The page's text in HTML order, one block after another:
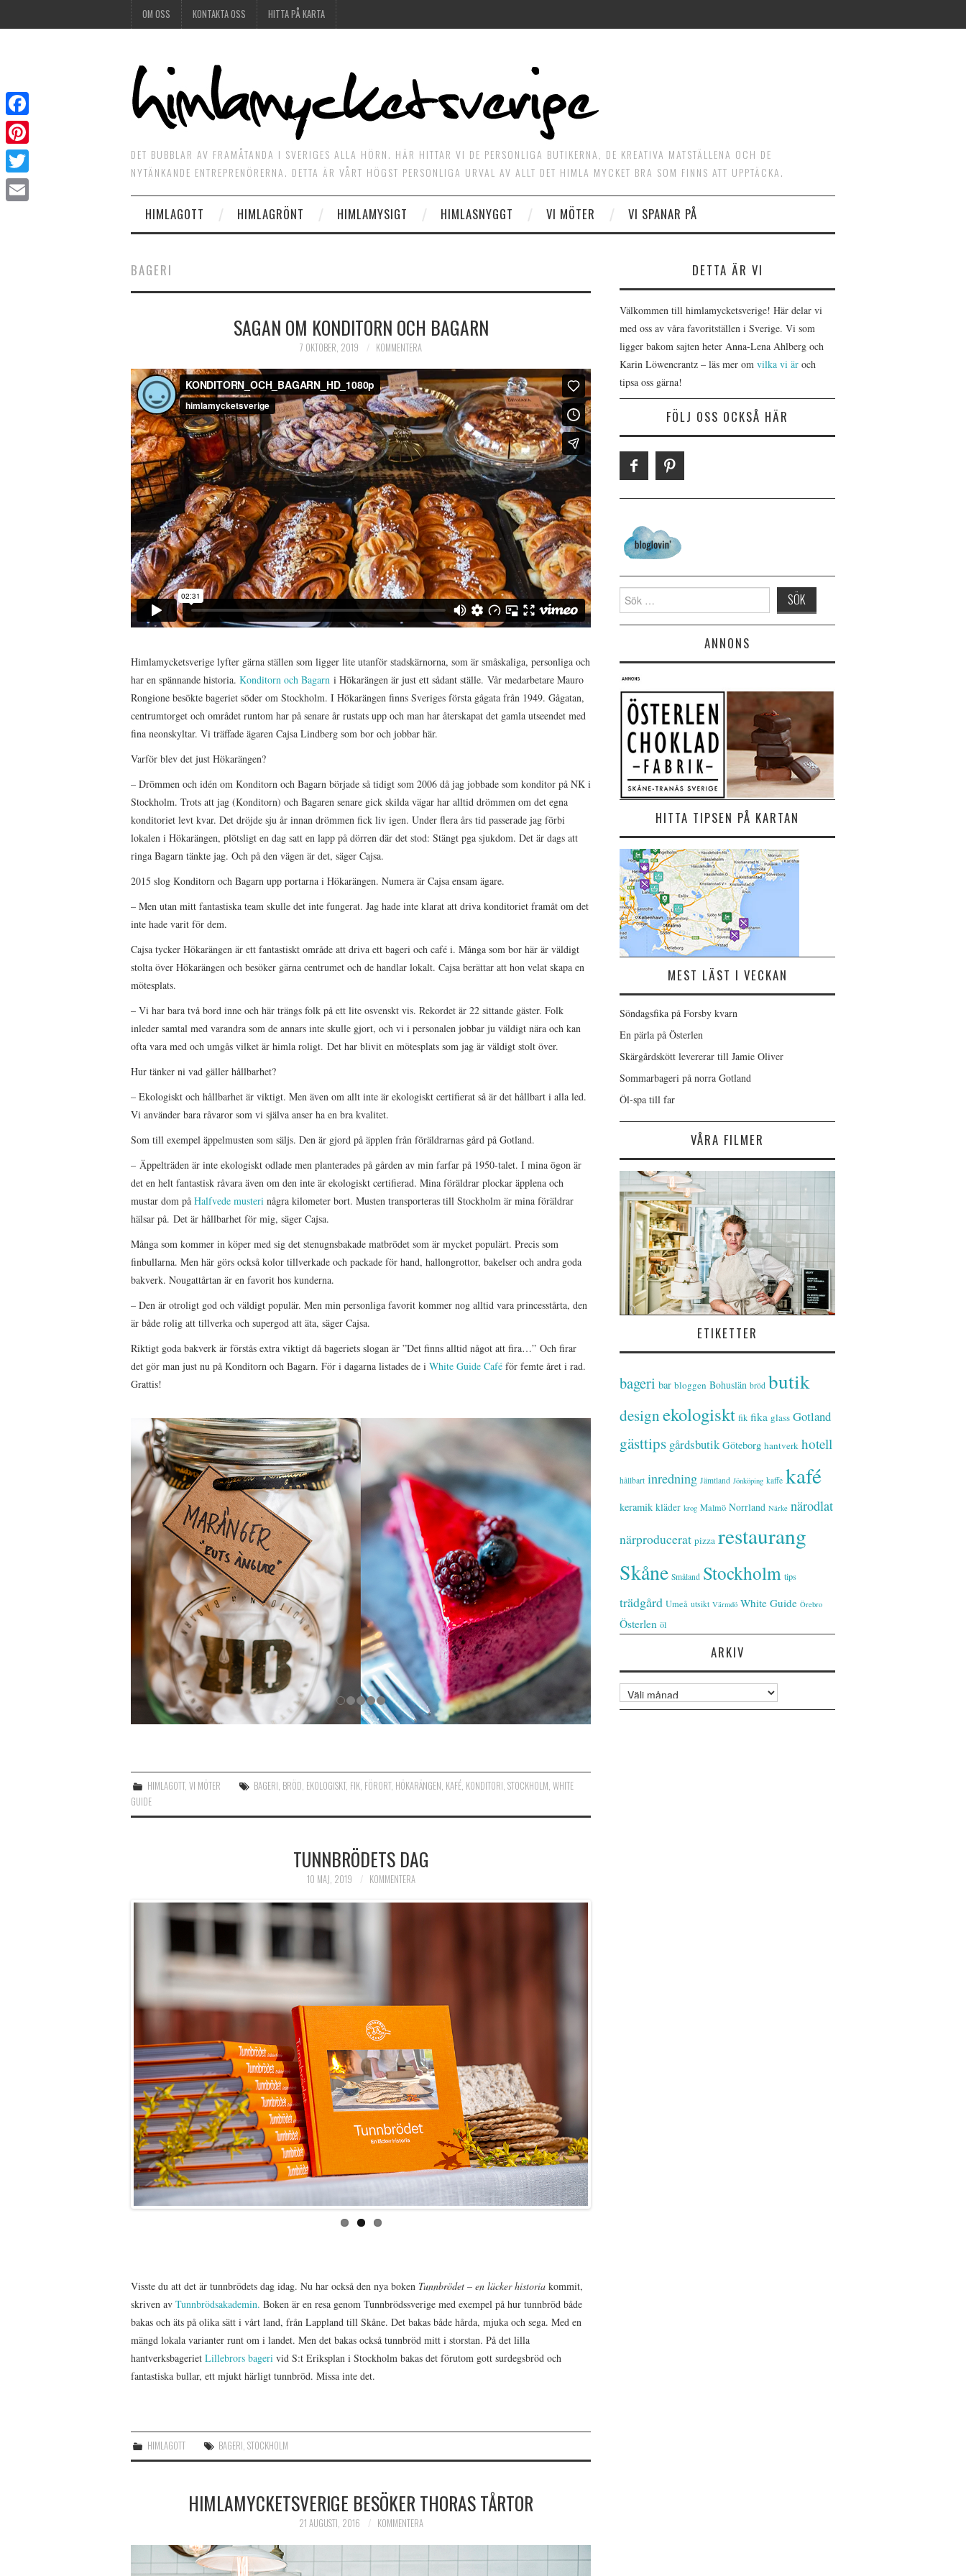
OM OSS KONTAKTA OSS HITTA PÅ KARTA
DET BUBBLAR AV FRAMÅTANDA I SVERIGES ALLA HÖRN. HÄR HITTAR VI DE PERSONLIGA BUTIKERNA, DE KREATIVA MATSTÄLLENA OCH DE
NYTÄNKANDE ENTREPRENÖRERNA. DETTA ÄR VÅRT HÖGST PERSONLIGA URVAL AV ALLT DET HIMLA MYCKET BRA SOM FINNS ATT UPPTÄCKA.
HIMLAGOTT HIMLAGRÖNT HIMLAMYSIGT HIMLASNYGGT VI MÖTER VI SPANAR PÅ
BAGERI
SAGAN OM KONDITORN OCH BAGARN
7 OKTOBER, 2019 KOMMENTERA
Himlamycketsverige lyfter gärna ställen som ligger lite utanför stadskärnorna, som är småskaliga, personliga och
har en spännande historia. Konditorn och Bagarn i Hökarängen är just ett sådant ställe. Vår medarbetare Mauro
Rongione besökte bageriet söder om Stockholm. I Hökarängen finns Sveriges första gågata från 1949. Gågatan,
centrumtorget och området runtom har på senare år rustats upp och man har återskapat det gamla utseendet med
fina neonskyltar. Vi träffade ägaren Cajsa Lindberg som bor och jobbar här.
Varför blev det just Hökarängen?
– Drömmen och idén om Konditorn och Bagarn började så tidigt som 2006 då jag jobbade som konditor på NK i
Stockholm. Trots att jag (Konditorn) och Bagaren senare gick skilda vägar har alltid drömmen om det egna
konditoriet levt kvar. Det dröjde sju år innan drömmen fick liv igen. Under flera års tid passerade jag förbi
lokalen i Hökarängen, plötsligt en dag satt en lapp på dörren där det stod: Stängt pga sjukdom. Det är dags att
ringa Bagarn tänkte jag. Och på den vägen är det, säger Cajsa.
2015 slog Konditorn och Bagarn upp portarna i Hökarängen. Numera är Cajsa ensam ägare.
– Men utan mitt fantastiska team skulle det inte fungerat. Jag hade inte klarat att driva konditoriet framåt om det
inte hade varit för dem.
Cajsa tycker Hökarängen är ett fantastiskt område att driva ett bageri och café i. Många som bor här är väldigt
stolta över Hökarängen och besöker gärna centrumet och de handlar lokalt. Cajsa berättar att hon velat skapa en
mötesplats.
– Vi har bara två bord inne och här trängs folk på ett lite osvenskt vis. Rekordet är 22 sittande gäster. Folk
inleder samtal med varandra som de annars inte skulle gjort, och vi i personalen jobbar ju väldigt nära och kan
ofta vara med och umgås vilket är himla roligt. Det har blivit en mötesplats som jag är väldigt stolt över.
Hur tänker ni vad gäller hållbarhet?
– Ekologiskt och hållbarhet är viktigt. Men även om allt inte är ekologiskt certifierat så är det hållbart i alla led.
Vi använder bara råvaror som vi själva anser ha en bra kvalitet.
Som till exempel äppelmusten som säljs. Den är gjord på äpplen från föräldrarnas gård på Gotland.
– Äppelträden är inte ekologiskt odlade men planterades på gården av min farfar på 1950-talet. I mina ögon är
det en helt fantastisk råvara även om den inte är ekologiskt certifierad. Mina föräldrar plockar äpplena och
mustar dom på Halfvede musteri några kilometer bort. Musten transporteras till Stockholm är mina föräldrar
hälsar på. Det är hållbarhet för mig, säger Cajsa.
Många som kommer in köper med sig det stenugnsbakade matbrödet som är mycket populärt. Precis som
finbullarna. Men här görs också kolor tillverkade och packade för hand, hallongrottor, bakelser och andra goda
bakverk. Nougattårtan är en favorit hos kunderna.
– Den är otroligt god och väldigt populär. Men min personliga favorit kommer nog alltid vara princesstårta, den
är både rolig att tillverka och supergod att äta, säger Cajsa.
Riktigt goda bakverk är förstås extra viktigt då bageriets slogan är ”Det finns alltid något att fira…” Och firar
det gör man just nu på Konditorn och Bagarn. För i dagarna listades de i White Guide Café för femte året i rad.
Grattis!
HIMLAGOTT,VI MÖTER BAGERI BRÖD EKOLOGISKT, FIK FÖRORT, HÖKARÄNGEN KAFÉ KONDITORI ,STOCKHOLM ,WHITE
GUIDE
TUNNBRÖDETS DAG
10 MAJ, 2019 KOMMENTERA
Visste du att det är tunnbrödets dag idag. Nu har också den nya boken Tunnbrödet – en läcker historia kommit,
skriven av Tunnbrödsakademin. Boken är en resa genom Tunnbrödssverige med exempel på hur tunnbröd både
bakas och äts på olika sätt i vårt land, från Lappland till Skåne. Det bakas både hårda, mjuka och sega. Med en
mängd lokala varianter runt om i landet. Men det bakas också tunnbröd mitt i storstan. På det lilla
hantverksbageriet Lillebrors bageri vid S:t Eriksplan i Stockholm bakas det förutom gott surdegsbröd och
fantastiska bullar, ett mjukt härligt tunnbröd. Missa inte det.
HIMLAGOTT BAGERI,STOCKHOLM
HIMLAMYCKETSVERIGE BESÖKER THORAS TÅRTOR
21 AUGUSTI, 2016 KOMMENTERA
DETTA ÄR VI
Välkommen till himlamycketsverige! Här delar vi
med oss av våra favoritställen i Sverige. Vi som
ligger bakom sajten heter Anna-Lena Ahlberg och
Karin Löwencrantz – läs mer om vilka vi är och
tipsa oss gärna!
FÖLJ OSS OCKSÅ HÄR
Search for:
ANNONS
HITTA TIPSEN PÅ KARTAN
MEST LÄST I VECKAN
Söndagsfika på Forsby kvarn
En pärla på Österlen
Skärgårdskött levererar till Jamie Oliver
Sommarbageri på norra Gotland
Öl-spa till far
VÅRA FILMER
ETIKETTER
bageri bar bloggen Bohuslän bröd butik
designekologiskt fik fika glass Gotland
gästtips gårdsbutik Göteborg hantverk hotell
hållbart inredning Jämtland Jönköping kaffe kafé
keramik kläder krog Malmö Norrland Närke närodlat
närproducerat pizza restaurang
Skåne Småland Stockholm tips
trädgård Umeå utsikt Värmdö White Guide Örebro
Österlen öl
ARKIV
Arkiv
Facebook
Pinterest
Twitter